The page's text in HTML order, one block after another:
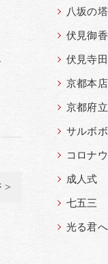
>
八坂の塔
伏見御
伏見寺
京都本店
京都府
サルボ
コロナ
成人式
七五三
光る君へ